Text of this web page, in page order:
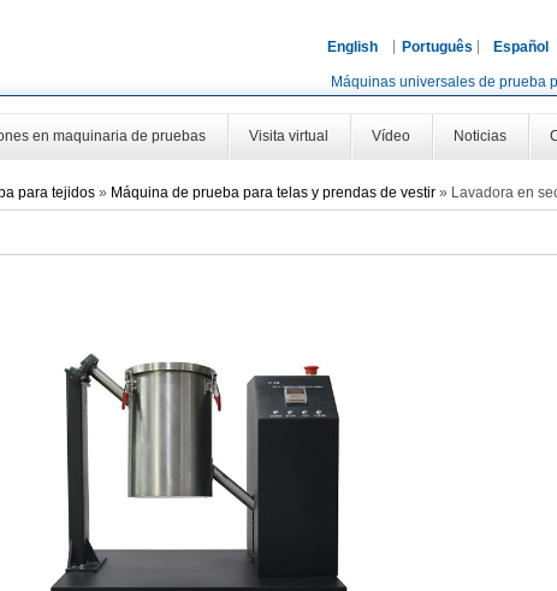
English Português Español
Máquinas universales de prueba
en maquinaria de pruebas Visita virtual Vídeo Noticias
para tejidos » Máquina de prueba para telas y prendas de vestir » Lavadora en